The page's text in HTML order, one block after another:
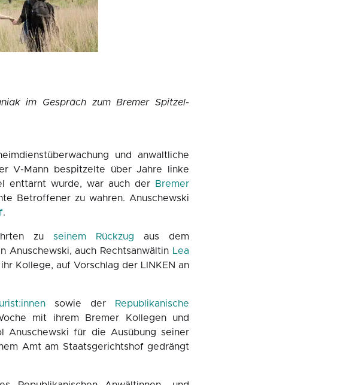
im Gespräch zum Bremer Spitzel-
und anwaltliche
V-Mann bespitzelte über Jahre linke
enttarnt wurde, war auch der
Bremer
Betroffener zu wahren. Anuschewski
.
zu seinem Rückzug aus dem
Anuschewski, auch Rechtsanwältin Lea
Kollege, auf Vorschlag der LINKEN an
sowie der
Republikanische
mit ihrem Bremer Kollegen und
Anuschewski für die Ausübung seiner
Amt am Staatsgerichtshof gedrängt